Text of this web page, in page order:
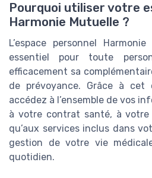
Pourquoi utiliser votre
Harmonie Mutuelle ?
L’espace personnel
essentiel pour toute
efficacement sa
de prévoyance. Grâce à cet
accédez à l’ensemble de vos
à votre contrat santé, à
qu’aux services inclus dans
gestion de votre vie
quotidien.